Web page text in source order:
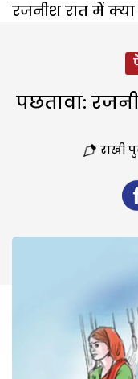
रजनीश रात में क्या
पछतावा:
राखी